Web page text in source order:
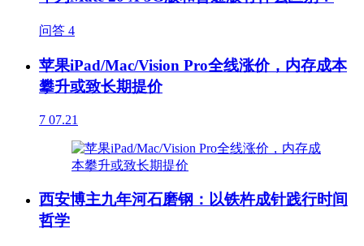
问答 4
苹果iPad/Mac/Vision Pro全线涨价，内存成本
攀升或致长期提价
7 07.21
西安博主九年河石磨钢：以铁杵成针践行时间
哲学